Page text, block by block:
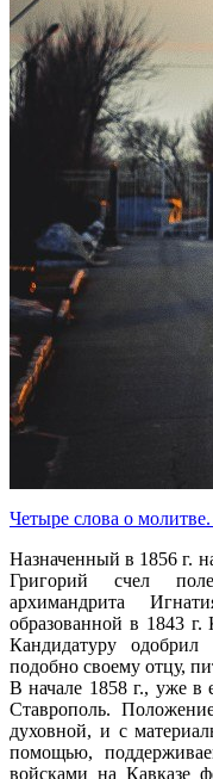
Четыре слова о
Назначенный в 1856 г.
Григорий счел
архимандрита
образованной в 1843 г.
Кандидатуру
подобно своему отцу,
В начале 1858 г., уже в
Ставрополь.
духовной, и с
помощью,
войсками на Кавказе